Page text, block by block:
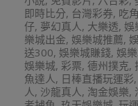
即時比分, 台灣彩券, 吃
仔, 夢幻真人, 大樂透, 娛
樂城出金, 娛樂城推薦,
送300, 娛樂城賺錢, 娛
娛樂城, 彩票, 德州撲克,
魚達人, 日棒直播玩運彩,
人, 沙龍真人, 淘金娛樂,